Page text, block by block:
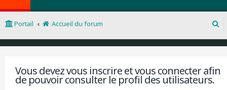
Portail
Accueil du forum
e
Vous devez vous inscrire et vous connecter afin
de pouvoir consulter le profil des utilisateurs.